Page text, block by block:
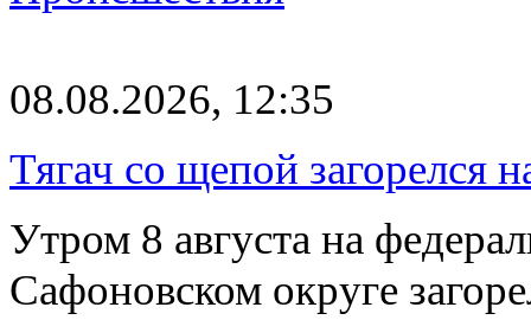
08.08.2026, 12:35
Тягач со щепой загорелся
Утром 8 августа на
Сафоновском округе